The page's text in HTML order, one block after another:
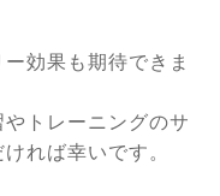
効果も期待できま
トレーニングのサ
れば幸いです。